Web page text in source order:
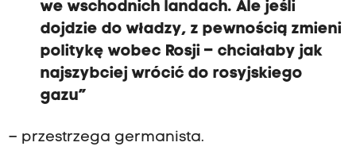
we wschodnich landach. Ale jeśli
dojdzie do władzy, z pewnością zmieni
politykę wobec Rosji – chciałaby jak
najszybciej wrócić do rosyjskiego
gazu”
– przestrzega germanista.